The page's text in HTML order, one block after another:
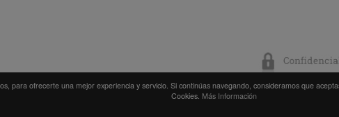
para ofrecerte una mejor experiencia y servicio. Si continúas navegando, consideramos que
Cookies. Más Información